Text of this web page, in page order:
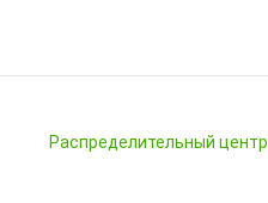
Pаспределительный центр